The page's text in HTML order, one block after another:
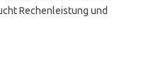
Rechenleistung und